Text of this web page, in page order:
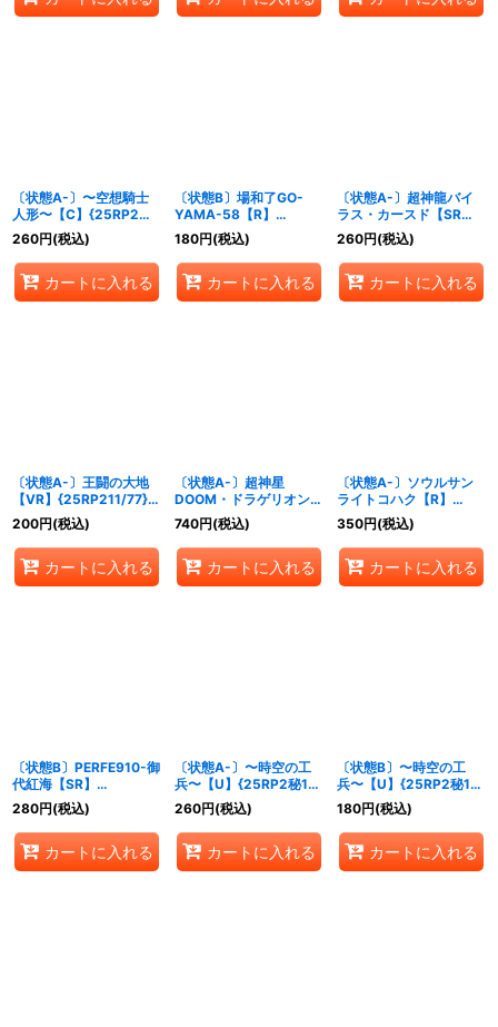
〔状態A-〕〜空想騎士
人形〜【C】{25RP2秘
23/秘24}《水》
260円(税込)
カートに入れる
〔状態B〕場和了GO-
YAMA-58【R】
{25RP222/77}《自然》
180円(税込)
カートに入れる
〔状態A-〕超神龍バイ
ラス・カースド【SR】
{25RP2TD2/TD5}《自
然》
260円(税込)
カートに入れる
〔状態A-〕王闘の大地
【VR】{25RP211/77}
《多》
200円(税込)
カートに入れる
〔状態A-〕超神星
DOOM・ドラゲリオン
【SR】
{25RP2TR5/TR9}
《闇》
740円(税込)
カートに入れる
〔状態A-〕ソウルサン
ライトコハク【R】
{25RP213/77}《光》
350円(税込)
カートに入れる
〔状態B〕PERFE910-御
代紅海【SR】
{25RP2S8/S11}《多》
280円(税込)
カートに入れる
〔状態A-〕〜時空の工
兵〜【U】{25RP2秘19/
秘24}《水》
260円(税込)
カートに入れる
〔状態B〕〜時空の工
兵〜【U】{25RP2秘19/
秘24}《水》
180円(税込)
カートに入れる